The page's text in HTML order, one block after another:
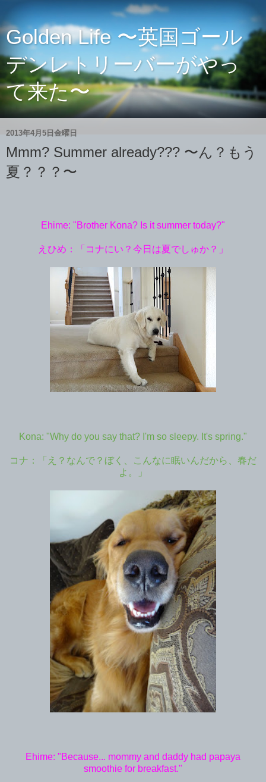
Golden Life 〜英国ゴール
デンレトリーバーがやっ
て来た〜
2013年4月5日金曜日
Mmm? Summer already??? 〜ん？もう
夏？？？〜
Ehime: "Brother Kona? Is it summer today?"
えひめ：「コナにい？今日は夏でしゅか？」
Kona: "Why do you say that? I'm so sleepy. It's spring."
コナ：「え？なんで？ぼく、こんなに眠いんだから、春だ
よ。」
Ehime: "Because... mommy and daddy had papaya
smoothie for breakfast."